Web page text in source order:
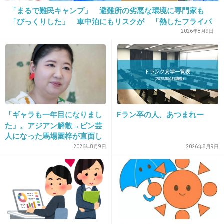
楽しみ！
最近の島とかもいいけど、昔みたいな企画(この
競争とか3000歩でどこまで行けるかとか)もま
たやって欲しい
+75
2015/10/31(土) 15:55:50
Twitterにたくさん画像上がってたよね
確か負けたんでしょ
+1 -28
「まるで難民キャンプ」 避難所の劣悪な環境に専門家も
「びっくりした」 車中泊にもリスクが 「熱したフライパ
2026年8月9日
「ギャラも一年目になりまし
た」。アジアン解散→ピン芸
人になった馬場園梓が直面し
た現実、そして携える芸人と
2026年8月9日
Fラン卒の人、あつまれー
2026年8月9日